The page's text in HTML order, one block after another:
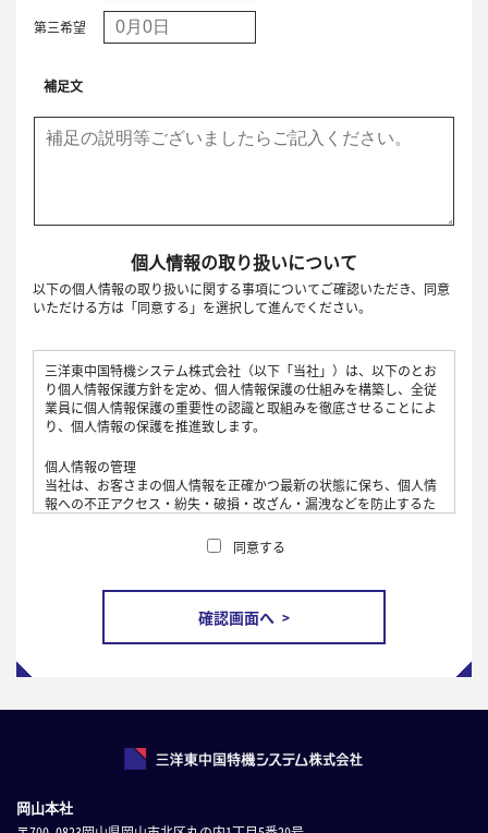
第三希望
補足文
個人情報の取り扱いについて
以下の個人情報の取り扱いに関する事項についてご確認いただき、 同意
いただける方は「同意する」を選択して進んでください。
三洋東中国特機システム株式会社（以下「当社」）は、以下のとお
り個人情報保護方針を定め、個人情報保護の仕組みを構築し、全従
業員に個人情報保護の重要性の認識と取組みを徹底させることによ
り、個人情報の保護を推進致します。
個人情報の管理
当社は、お客さまの個人情報を正確かつ最新の状態に保ち、個人情
報への不正アクセス・紛失・破損・改ざん・漏洩などを防止するた
底等の必要な措置を講じ、安全対策を実施し個人情報の厳重な管理
お客さまからお預かりした個人情報は、当社からのご連絡や業務の
当社は、お客さまよりお預かりした個人情報を適切に管理し、次の
・お客さまの同意がある場合
する業者に対して開示する場合
・法令に基づき開示することが必要である場合
同意する
岡山本社